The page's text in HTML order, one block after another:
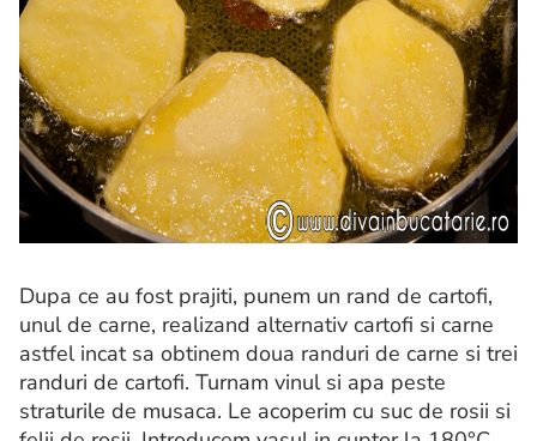
Dupa ce au fost prajiti, punem un rand de cartofi,
unul de carne, realizand alternativ cartofi si carne
astfel incat sa obtinem doua randuri de carne si trei
randuri de cartofi. Turnam vinul si apa peste
straturile de musaca. Le acoperim cu suc de rosii si